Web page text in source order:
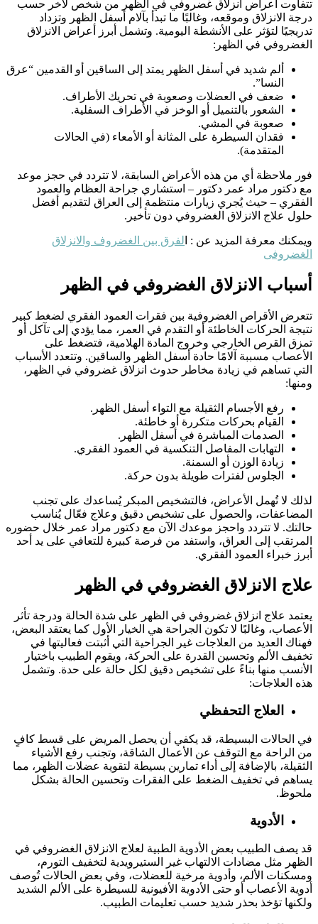
تتفاوت أعراض انزلاق غضروفي في الظهر من شخص لآخر حسب
درجة الانزلاق وموقعه، وغالبًا ما تبدأ بآلام أسفل الظهر وتزداد
تدريجيًا لتؤثر على الأنشطة اليومية. وتشمل أبرز أعراض الانزلاق
الغضروفي في الظهر:
ألم شديد في أسفل الظهر يمتد إلى الساقين أو القدمين “عرق
النسا”.
ضعف في العضلات وصعوبة في تحريك الأطراف.
الشعور بالتنميل أو الوخز في الأطراف السفلية.
صعوبة في المشي.
فقدان السيطرة على المثانة أو الأمعاء (في الحالات
المتقدمة).
فور ملاحظة أي من هذه الأعراض السابقة، لا تتردد في حجز موعد
مع دكتور مراد عمر دكتور – استشاري جراحة العظام والعمود
الفقري – حيث يُجري زيارات منتظمة إلى العراق لتقديم أفضل
حلول علاج الانزلاق الغضروفي دون تأخير.
ويمكنك معرفة المزيد عن : ا لفرق بين الغضروف والانزلاق
الغضروفى
أسباب الانزلاق الغضروفي في الظهر
تتعرض الأقراص الغضروفية بين فقرات العمود الفقري لضغط كبير
نتيجة الحركات الخاطئة أو التقدم في العمر، مما يؤدي إلى تآكل أو
تمزق القرص الخارجي وخروج المادة الهلامية، فتضغط على
الأعصاب مسببة آلامًا حادة أسفل الظهر والساقين. وتتعدد الأسباب
التي تساهم في زيادة مخاطر حدوث انزلاق غضروفي في الظهر،
ومنها:
رفع الأجسام الثقيلة مع التواء أسفل الظهر.
القيام بحركات متكررة أو خاطئة.
الصدمات المباشرة في أسفل الظهر.
التهابات المفاصل التنكسية في العمود الفقري.
زيادة الوزن أو السمنة.
الجلوس لفترات طويلة بدون حركة.
لذلك لا تُهمل الأعراض، فالتشخيص المبكر يُساعدك على تجنب
المضاعفات، والحصول على تشخيص دقيق وعلاج فعّال يُناسب
حالتك. لا تتردد واحجز موعدك الآن مع دكتور مراد عمر خلال حضوره
المرتقب إلى العراق، واستفد من فرصة كبيرة للتعافي على يد أحد
أبرز خبراء العمود الفقري.
علاج الانزلاق الغضروفي في الظهر
يعتمد علاج انزلاق غضروفي في الظهر على شدة الحالة ودرجة تأثر
الأعصاب، وغالبًا لا تكون الجراحة هي الخيار الأول كما يعتقد البعض،
فهناك العديد من العلاجات غير الجراحية التي أثبتت فعاليتها في
تخفيف الألم وتحسين القدرة على الحركة، ويقوم الطبيب باختيار
الأنسب منها بناءً على تشخيص دقيق لكل حالة على حدة. وتشمل
هذه العلاجات:
العلاج التحفظي
في الحالات البسيطة، قد يكفي أن يحصل المريض على قسط كافٍ
من الراحة مع التوقف عن الأعمال الشاقة، وتجنب رفع الأشياء
الثقيلة، بالإضافة إلى أداء تمارين بسيطة لتقوية عضلات الظهر، مما
يساهم في تخفيف الضغط على الفقرات وتحسين الحالة بشكل
ملحوظ.
الأدوية
قد يصف الطبيب بعض الأدوية الطبية لعلاج الانزلاق الغضروفي في
الظهر مثل مضادات الالتهاب غير الستيرويدية لتخفيف التورم،
ومسكنات الألم، وأدوية مرخية للعضلات، وفي بعض الحالات تُوصف
أدوية الأعصاب أو حتى الأدوية الأفيونية للسيطرة على الألم الشديد
ولكنها تؤخذ بحذر شديد حسب تعليمات الطبيب.